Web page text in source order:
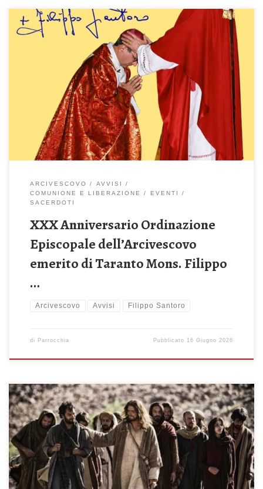
Lunedì 29 Giugno 2026 – ore 19 – Basilica Cattedrale San
Cataldo Per la partecipazione alla celebrazione sarà predisposto
un bus Kyma. Chi è interessato deve darne comunicazione su
whatsapp al numero 328 657 9720
ARCIVESCOVO
AVVISI
COMUNIONE E LIBERAZIONE
EVENTI
SACERDOTI
XXX Anniversario Ordinazione
Episcopale dell’Arcivescovo
emerito di Taranto Mons. Filippo
…
Arcivescovo Avvisi Filippo Santoro
di Parrocchia Pubblicato 16 Giugno 2026
Domenica 14 Giugno 2026 Chiamati a sè i suoi dodici apostoli, li
mandò (Mt 9,36-10,8) Celebrazione Sante Messe: ore 08:00 –
10:00 – 11:30 – 19:00 ore 18:30 – Recita del Santo Rosario ore
19:45 – Scuola di Comunità Lunedì 15 Giugno 2026 ore 18.30 –
Recita del Santo Rosario ore 19:00 – […]